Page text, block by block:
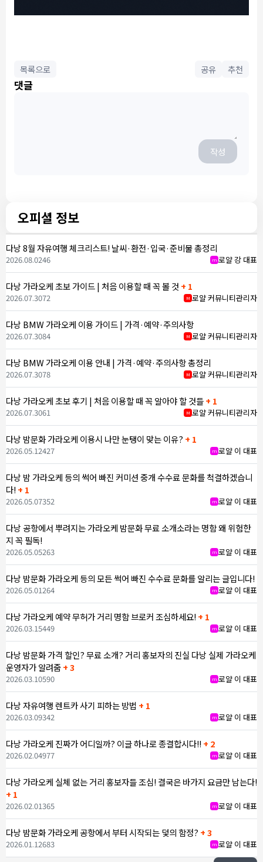
목록으로 공유 추천
댓글
작성
오피셜 정보
다낭 8월 자유여행 체크리스트! 날씨·환전·입국·준비물 총정리
m 로얄 강 대표
2026.08.0246
다낭 가라오케 초보 가이드 | 처음 이용할 때 꼭 볼 것 + 1
M 로얄 커뮤니티관리자
2026.07.3072
다낭 BMW 가라오케 이용 가이드 | 가격·예약·주의사항
M 로얄 커뮤니티관리자
2026.07.3084
다낭 BMW 가라오케 이용 안내 | 가격·예약·주의사항 총정리
M 로얄 커뮤니티관리자
2026.07.3078
다낭 가라오케 초보 후기 | 처음 이용할 때 꼭 알아야 할 것들+ 1
M 로얄 커뮤니티관리자
2026.07.3061
다낭 밤문화 가라오케 이용시 나만 눈탱이 맞는 이유? + 1
m 로얄 이 대표
2026.05.12427
다낭 밤 가라오케 등의 썩어 빠진 커미션 중개 수수료 문화를 척결하겠습니
다! + 1
m 로얄 이 대표
2026.05.07352
다낭 공항에서 뿌려지는 가라오케 밤문화 무료 소개소라는 명함 왜 위험한
지 꼭 필독!
m 로얄 이 대표
2026.05.05263
다낭 밤문화 가라오케 등의 모든 썩어 빠진 수수료 문화를 알리는 글입니다!
m 로얄 이 대표
2026.05.01264
다낭 가라오케 예약 무허가 거리 명함 브로커 조심하세요! + 1
m 로얄 이 대표
2026.03.15449
다낭 밤문화 가격 할인? 무료 소개? 거리 홍보자의 진실 다낭 실제 가라오케
운영자가 알려줌+ 3
m 로얄 이 대표
2026.03.10590
다낭 자유여행 렌트카 사기 피하는 방법 + 1
m 로얄 이 대표
2026.03.09342
다낭 가라오케 진짜가 어디일까? 이글 하나로 종결합시다!! + 2
m 로얄 이 대표
2026.02.04977
다낭 가라오케 실체 없는 거리 홍보자들 조심! 결국은 바가지 요금만 남는다!
+ 1
m 로얄 이 대표
2026.02.01365
다낭 밤문화 가라오케 공항에서 부터 시작되는 덫의 함정? + 3
m 로얄 이 대표
2026.01.12683